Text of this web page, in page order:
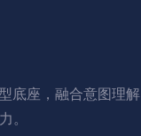
底座，融合意图理解
。